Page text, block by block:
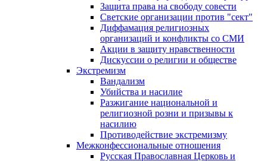
Защита права на свободу совести
Светские организации против "сект"
Диффамация религиозных
организаций и конфликты со СМИ
Акции в защиту нравственности
Дискуссии о религии и обществе
Экстремизм
Вандализм
Убийства и насилие
Разжигание национальной и
религиозной розни и призывы к
насилию
Противодействие экстремизму
Межконфессиональные отношения
Русская Православная Церковь и